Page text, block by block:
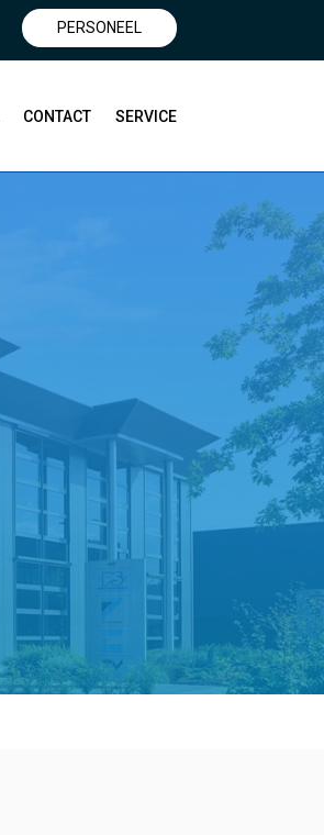
PERSONEEL
CONTACT SERVICE